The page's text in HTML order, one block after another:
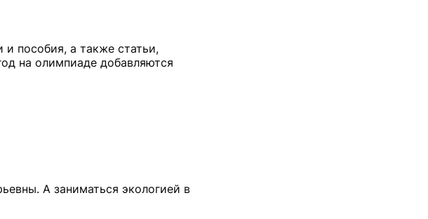
пособия, а также статьи,
на олимпиаде добавляются
А заниматься экологией в